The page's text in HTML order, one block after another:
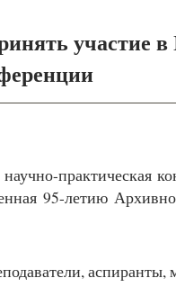
участие
практическая
95-летию
аспиранты,